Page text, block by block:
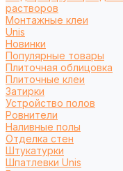
растворов
Монтажные клеи
Unis
Новинки
Популярные товары
Плиточная облицовка
Плиточные клеи
Затирки
Устройство полов
Ровнители
Наливные полы
Отделка стен
Штукатурки
Шпатлевки Unis